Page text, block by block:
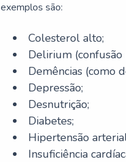
exemplos são:
Colesterol alto;
Delirium
Demências (como
Depressão;
Desnutrição;
Diabetes;
Hipertensão
Insuficiência